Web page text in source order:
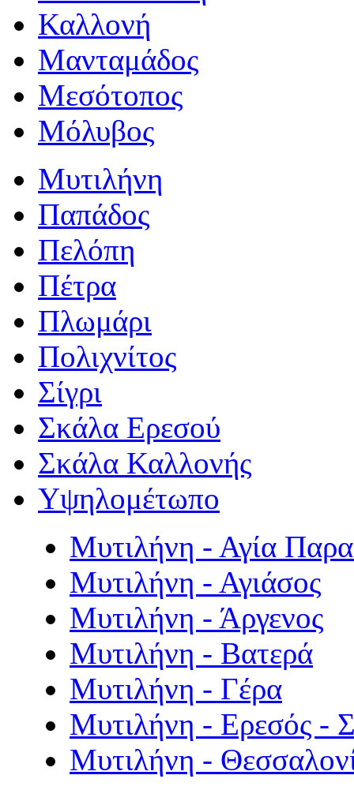
Καλλονή
Μανταμάδος
Μεσότοπος
Μόλυβος
Μυτιλήνη
Παπάδος
Πελόπη
Πέτρα
Πλωμάρι
Πολιχνίτος
Σίγρι
Σκάλα Ερεσού
Σκάλα Καλλονής
Υψηλομέτωπο
Μυτιλήνη - Αγία
Μυτιλήνη - Αγιάσος
Μυτιλήνη - Άργενος
Μυτιλήνη - Βατερά
Μυτιλήνη - Γέρα
Μυτιλήνη - Ερεσός -
Μυτιλήνη -